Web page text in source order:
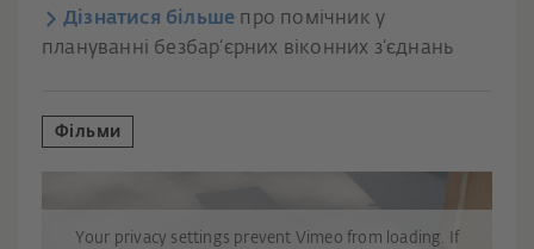
Дізнатися більше про помічник у
плануванні безбар’єрних віконних з’єднань
Фільми
Your privacy settings prevent Vimeo from loading. If